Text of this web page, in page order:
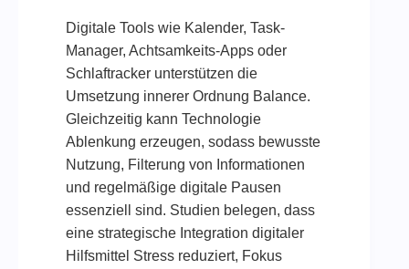
Digitale Tools wie Kalender, Task-
Manager, Achtsamkeits-Apps oder
Schlaftracker unterstützen die
Umsetzung innerer Ordnung Balance.
Gleichzeitig kann Technologie
Ablenkung erzeugen, sodass bewusste
Nutzung, Filterung von Informationen
und regelmäßige digitale Pausen
essenziell sind. Studien belegen, dass
eine strategische Integration digitaler
Hilfsmittel Stress reduziert, Fokus